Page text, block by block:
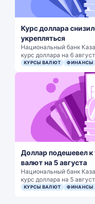
Курс доллара
укрепляться
Национальный банк
курс доллара на 6
КУРСЫ ВАЛЮТ ФИНАНСЫ
Доллар подешевел к
валют на 5 августа
Национальный банк
курс доллара на 5
КУРСЫ ВАЛЮТ ФИНАНСЫ